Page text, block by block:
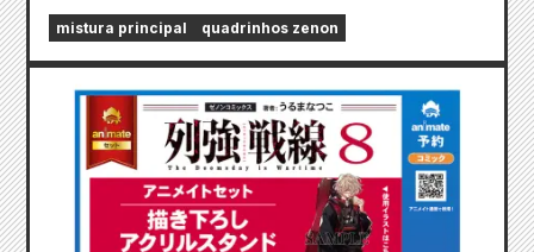
mistura principal quadrinhos zenon